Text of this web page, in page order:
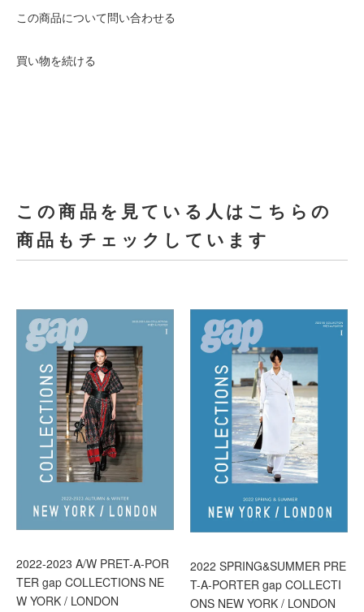
この商品について問い合わせる
買い物を続ける
この商品を見ている人はこちらの
商品もチェックしています
2022-2023 A/W PRET-A-POR
TER gap COLLECTIONS NE
W YORK / LONDON
2022 SPRING&SUMMER PRE
T-A-PORTER gap COLLECTI
ONS NEW YORK / LONDON